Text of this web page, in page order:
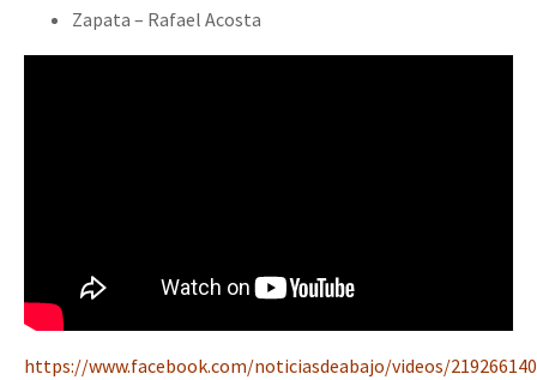
Zapata – Rafael Acosta
https://www.facebook.com/noticiasdeabajo/videos/